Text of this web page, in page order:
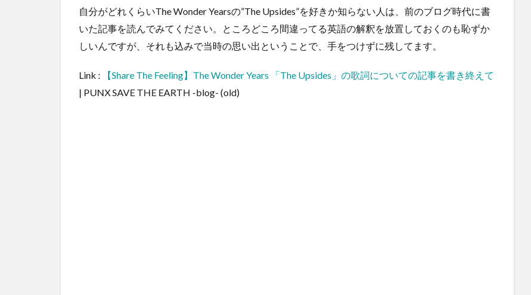
自分がどれくらいThe Wonder Yearsの”The Upsides”を好きか知らない人は、前のブログ時代に書
いた記事を読んでみてください。ところどころ間違ってる英語の解釈を放置しておくのも恥ずか
しいんですが、それも込みで当時の思い出ということで、手をつけずに残してます。
Link :
【Share The Feeling】The Wonder Years 「The Upsides」の歌詞についての記事を書き終えて
| PUNX SAVE THE EARTH -blog- (old)